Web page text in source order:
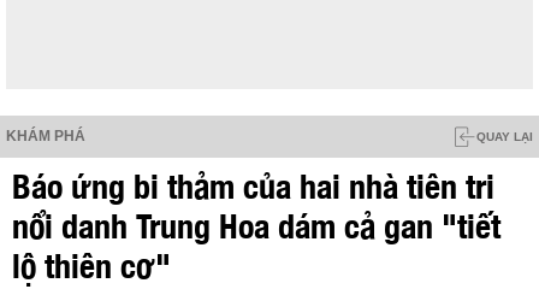
KHÁM PHÁ QUAY LẠI
Báo ứng bi thảm của hai nhà tiên tri
nổi danh Trung Hoa dám cả gan "tiết
lộ thiên cơ"